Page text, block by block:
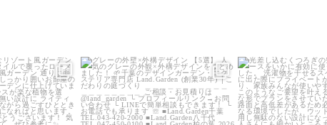
0
land_garden
20 0 22